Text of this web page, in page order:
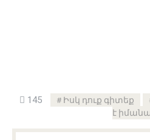
145 Իսկ դուք գիտեք
է